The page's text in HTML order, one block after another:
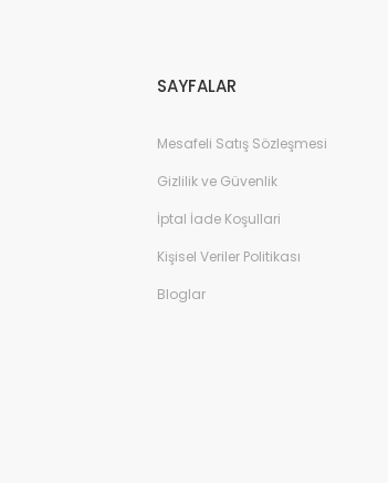
SAYFALAR
Mesafeli Satış Sözleşmesi
Gizlilik ve Güvenlik
İptal İade Koşullari
Kişisel Veriler Politikası
Bloglar